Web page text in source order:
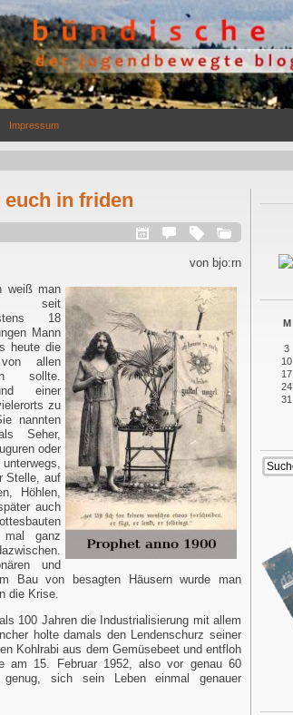
Impressum
in friden
von bjo:rn
weiß man
seit
18
Mann
heute die
von allen
sollte.
einer
zu
nannten
Seher,
oder
Stelle, auf
Höhlen,
auch
ganz
und
Bau von besagten Häusern wurde man
die Krise.
100 Jahren die Industrialisierung mit allem
holte damals den Lendenschurz seiner
Kohlrabi aus dem Gemüsebeet und entfloh
am 15. Februar 1952, also vor genau 60
sich sein Leben einmal genauer
M
3
10
17
24
31